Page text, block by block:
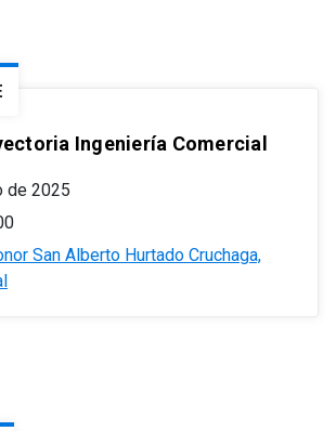
Ingeniería Comercial
de 2025
San Alberto Hurtado Cruchaga,